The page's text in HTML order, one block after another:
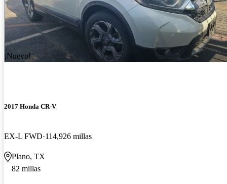
¡Nuevo!
2017 Honda CR-V
EX-L FWD 114,926 millas
Plano, TX
82 millas